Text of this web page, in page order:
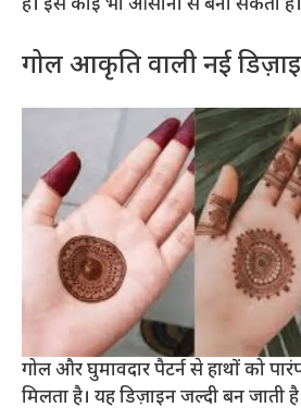
है। इसे कोई भी आसानी से बना सकता है।
गोल आकृति वाली नई
गोल और घुमावदार पैटर्न से हाथों को
मिलता है। यह डिज़ाइन जल्दी बन जाती